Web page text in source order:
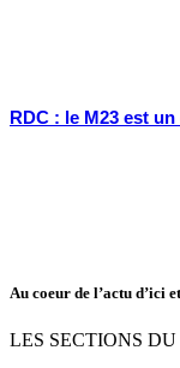
RDC : le M23 est
Au coeur de l’actu d’ici
LES SECTIONS DU